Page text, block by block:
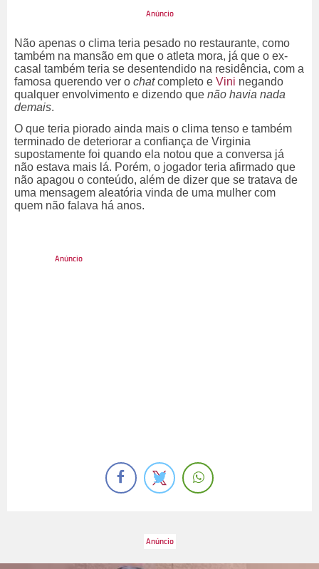
Não apenas o clima teria pesado no restaurante, como
também na mansão em que o atleta mora, já que o ex-
casal também teria se desentendido na residência, com a
famosa querendo ver o chatcompleto e Vini negando
qualquer envolvimento e dizendo que não havia nada
demais.
O que teria piorado ainda mais o clima tenso e também
terminado de deteriorar a confiança de Virginia
supostamente foi quando ela notou que a conversa já
não estava mais lá. Porém, o jogador teria afirmado que
não apagou o conteúdo, além de dizer que se tratava de
uma mensagem aleatória vinda de uma mulher com
quem não falava há anos.